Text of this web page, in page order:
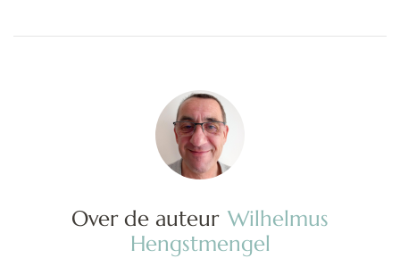
Over de auteur Wilhelmus
Hengstmengel